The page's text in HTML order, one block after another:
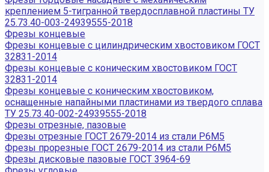
креплением 5-тигранной твердосплавной пластины ТУ
25.73.40-003-24939555-2018
Фрезы концевые
Фрезы концевые с цилиндрическим хвостовиком ГОСТ
32831-2014
Фрезы концевые с коническим хвостовиком ГОСТ
32831-2014
Фрезы концевые с коническим хвостовиком,
оснащенные напайными пластинами из твердого сплава
ТУ 25.73.40-002-24939555-2018
Фрезы отрезные, пазовые
Фрезы отрезные ГОСТ 2679-2014 из стали Р6М5
Фрезы прорезные ГОСТ 2679-2014 из стали Р6М5
Фрезы дисковые пазовые ГОСТ 3964-69